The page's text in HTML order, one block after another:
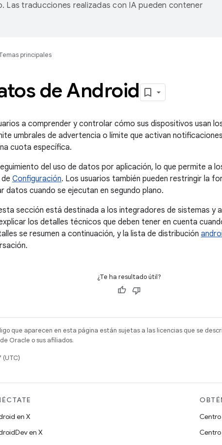
Las traducciones realizadas con IA pueden contener
principales
de Android
a comprender y controlar cómo sus dispositivos usan
umbrales de advertencia o límite que activan
cuota específica.
del uso de datos por aplicación, lo que permite a
Configuración. Los usuarios también pueden restringir la
datos cuando se ejecutan en segundo plano.
sección está destinada a los integradores de sistemas y
los detalles técnicos que deben tener en cuenta
se resumen a continuación, y la lista de distribución
¿Te ha resultado útil?
que aparecen en esta página están sujetas a las licencias que se
Oracle o sus afiliados.
en X
en X
Centro